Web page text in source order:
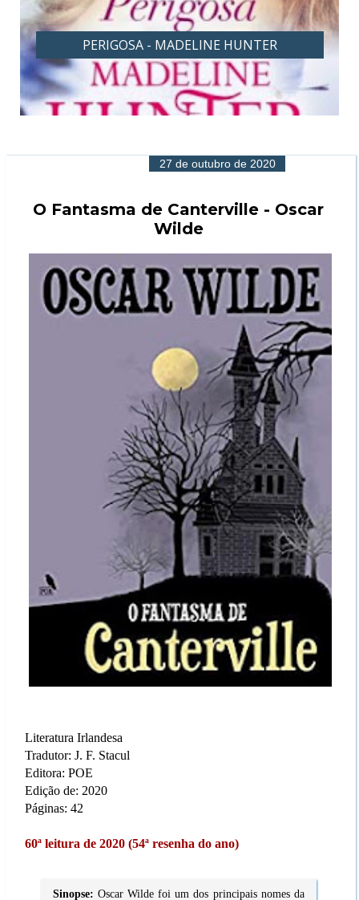
PERIGOSA - MADELINE HUNTER
27 de outubro de 2020
O Fantasma de Canterville - Oscar
Wilde
Literatura Irlandesa
Tradutor: J. F. Stacul
Editora: POE
Edição de: 2020
Páginas: 42
60ª leitura de 2020 (54ª resenha do ano)
Sinopse: Oscar Wilde foi um dos principais nomes da